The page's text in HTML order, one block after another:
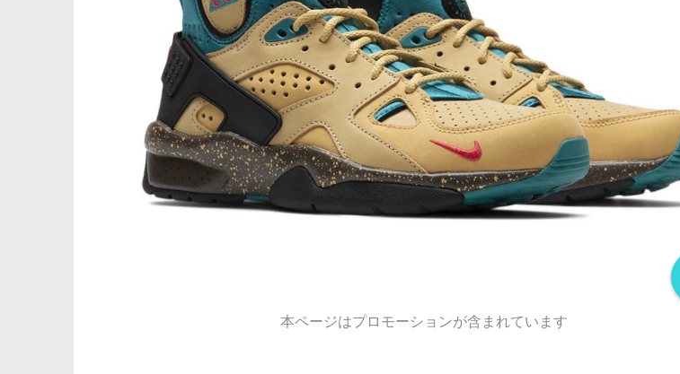
本ページはプロモーションが含まれています